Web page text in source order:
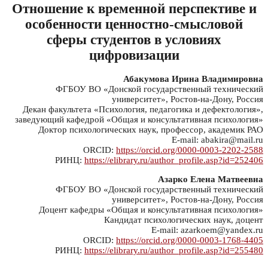
Отношение к временной перспективе и
особенности ценностно-смысловой
сферы студентов в условиях
цифровизации
Абакумова Ирина Владимировна
ФГБОУ ВО «Донской государственный технический
университет», Ростов-на-Дону, Россия
Декан факультета «Психология, педагогика и дефектология»,
заведующий кафедрой «Общая и консультативная психология»
Доктор психологических наук, профессор, академик РАО
E-mail: abakira@mail.ru
ORCID: https://orcid.org/0000-0003-2202-2588
РИНЦ: https://elibrary.ru/author_profile.asp?id=252406
Азарко Елена Матвеевна
ФГБОУ ВО «Донской государственный технический
университет», Ростов-на-Дону, Россия
Доцент кафедры «Общая и консультативная психология»
Кандидат психологических наук, доцент
E-mail: azarkoem@yandex.ru
ORCID: https://orcid.org/0000-0003-1768-4405
РИНЦ: https://elibrary.ru/author_profile.asp?id=255480